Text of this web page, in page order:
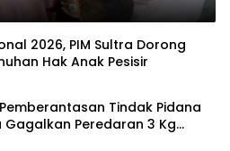
2026, PIM Sultra Dorong
Hak Anak Pesisir
Tindak Pidana
Peredaran 3 Kg